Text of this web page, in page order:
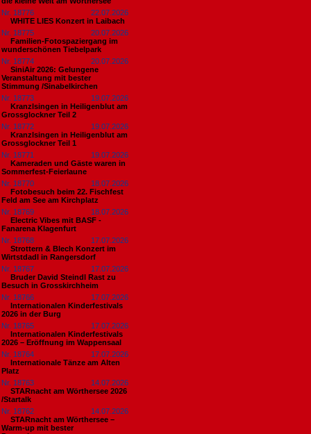
Nr. 18776
22.07.2026
WHITE LIES Konzert in Laibach
Nr. 18775
20.07.2026
Familien-Fotospaziergang im
wunderschönen Tiebelpark
Nr. 18774
20.07.2026
SiniAir 2026: Gelungene
Veranstaltung mit bester
Stimmung /Sinabelkirchen
Nr. 18773
19.07.2026
Kranzlsingen in Heiligenblut am
Grossglockner Teil 2
Nr. 18772
19.07.2026
Kranzlsingen in Heiligenblut am
Grossglockner Teil 1
Nr. 18771
19.07.2026
Kameraden und Gäste waren in
Sommerfest-Feierlaune
Nr. 18770
18.07.2026
Fotobesuch beim 22. Fischfest
Feld am See am Kirchplatz
Nr. 18769
18.07.2026
Electric Vibes mit BASF -
Fanarena Klagenfurt
Nr. 18768
17.07.2026
Strottern & Blech Konzert im
Wirtstdadl in Rangersdorf
Nr. 18767
17.07.2026
Bruder David Steindl Rast zu
Besuch in Grosskirchheim
Nr. 18766
17.07.2026
Internationalen Kinderfestivals
2026 in der Burg
Nr. 18765
17.07.2026
Internationalen Kinderfestivals
2026 – Eröffnung im Wappensaal
Nr. 18764
17.07.2026
Internationale Tänze am Alten
Platz
Nr. 18763
14.07.2026
STARnacht am Wörthersee 2026
/Startalk
Nr. 18762
14.07.2026
STARnacht am Wörthersee –
Warm-up mit bester